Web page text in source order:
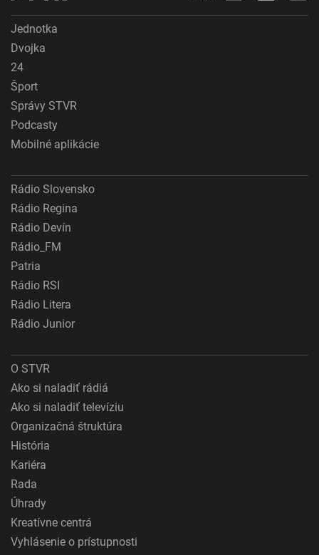
Jednotka
Dvojka
24
Šport
Správy STVR
Podcasty
Mobilné aplikácie
Rádio Slovensko
Rádio Regina
Rádio Devín
Rádio_FM
Patria
Rádio RSI
Rádio Litera
Rádio Junior
O STVR
Ako si naladiť rádiá
Ako si naladiť televíziu
Organizačná štruktúra
História
Kariéra
Rada
Úhrady
Kreatívne centrá
Vyhlásenie o prístupnosti